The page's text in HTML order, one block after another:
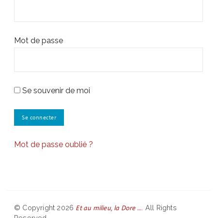
Mot de passe
Se souvenir de moi
Mot de passe oublié ?
© Copyright 2026 Et au milieu, la Dore ... . All Rights